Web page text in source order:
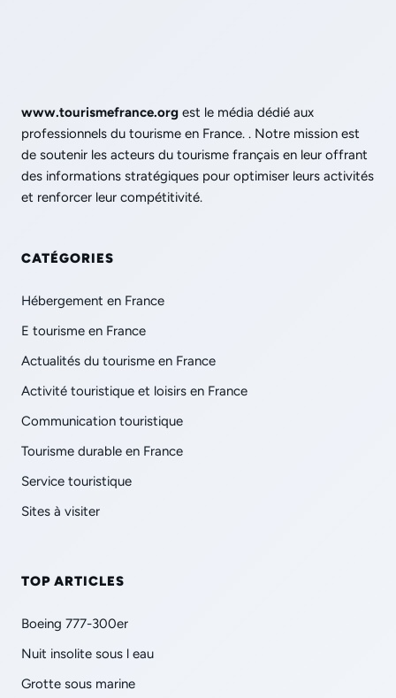
www.tourismefrance.org est le média dédié aux
professionnels du tourisme en France. . Notre mission est
de soutenir les acteurs du tourisme français en leur offrant
des informations stratégiques pour optimiser leurs activités
et renforcer leur compétitivité.
CATÉGORIES
Hébergement en France
E tourisme en France
Actualités du tourisme en France
Activité touristique et loisirs en France
Communication touristique
Tourisme durable en France
Service touristique
Sites à visiter
TOP ARTICLES
Boeing 777-300er
Nuit insolite sous l eau
Grotte sous marine